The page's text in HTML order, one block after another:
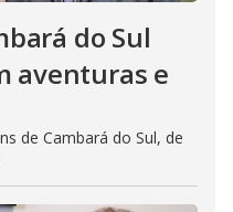
do Sul
aventuras e
de Cambará do Sul, de